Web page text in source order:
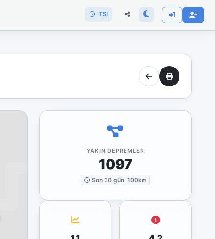
TSI
YAKIN DEPREMLER
1097
Son 30 gün, 100km